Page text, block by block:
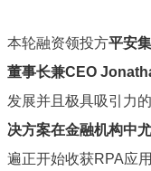
本轮融资领投方平安
董事长兼CEO
发展并且极具吸引力
决方案在金融机构中
遍正开始收获RPA应